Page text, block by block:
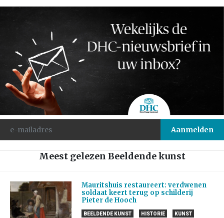
Meest gelezen Beeldende kunst
Mauritshuis restaureert: verdwenen
soldaat keert terug op schilderij
Pieter de Hooch
BEELDENDE KUNST HISTORIE KUNST